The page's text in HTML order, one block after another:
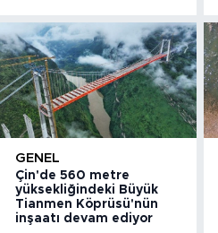
GENEL
Çin'de 560 metre
yüksekliğindeki Büyük
Tianmen Köprüsü'nün
inşaatı devam ediyor